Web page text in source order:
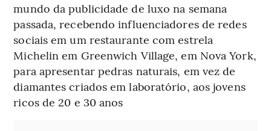
mundo da publicidade de luxo na semana
passada, recebendo influenciadores de redes
sociais em um restaurante com estrela
Michelin em Greenwich Village, em Nova York,
para apresentar pedras naturais, em vez de
diamantes criados em laboratório, aos jovens
ricos de 20 e 30 anos